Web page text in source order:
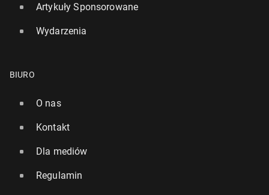
Artykuły Sponsorowane
Wydarzenia
BIURO
O nas
Kontakt
Dla mediów
Regulamin